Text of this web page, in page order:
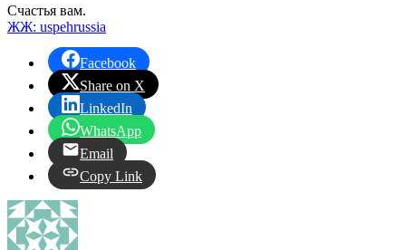
Счастья вам.
ЖЖ: uspehrussia
Facebook
Share on X
LinkedIn
WhatsApp
Email
Copy Link